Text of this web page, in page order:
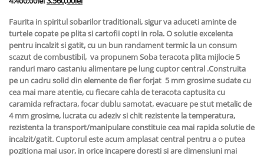
a
fost:
4.400,00lei.
este:
3.560,00lei.
Faurita in spiritul sobarilor traditionali, sigur va aduceti aminte de
turtele copate pe plita si cartofii copti in rola. O solutie excelenta
pentru incalzit si gatit, cu un bun randament termic la un consum
scazut de combustibil, va propunem Soba teracota plita mijlocie 5
randuri maro castaniu alimentare pe lung cuptor central .Construita
pe un cadru solid din elemente de fier forjat 5 mm grosime sudate cu
cea mai mare atentie, cu fiecare cahla de teracota captusita cu
caramida refractara, focar dublu samotat, evacuare pe stut metalic de
4 mm grosime, lucrata cu adeziv si chit rezistente la temperatura,
rezistenta la transport/manipulare constituie cea mai rapida solutie de
incalzit/gatit. Cuptorul este acum amplasat central pentru a o putea
pozitiona mai usor, in orice incapere doresti si are dimensiuni mai